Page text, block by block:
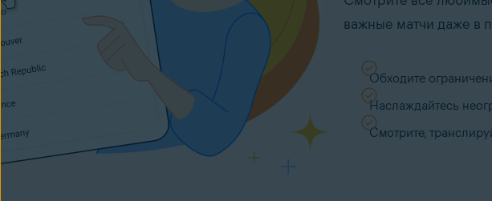
важные матчи даже в
Обходите
Наслаждайтесь
Смотрите,